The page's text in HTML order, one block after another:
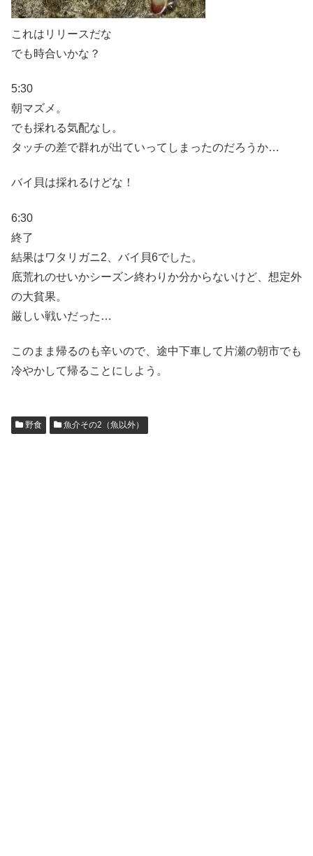
これはリリースだな
でも時合いかな？
5:30
朝マズメ。
でも採れる気配なし。
タッチの差で群れが出ていってしまったのだろうか…
バイ貝は採れるけどな！
6:30
終了
結果はワタリガニ2、バイ貝6でした。
底荒れのせいかシーズン終わりか分からないけど、想定外
の大貧果。
厳しい戦いだった…
このまま帰るのも辛いので、途中下車して片瀬の朝市でも
冷やかして帰ることにしよう。
野食 魚介その2（魚以外）